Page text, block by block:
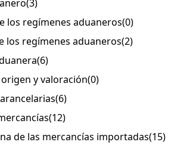
(3)
los regímenes aduaneros(0)
los regímenes aduaneros(2)
(6)
y valoración(0)
(6)
(12)
de las mercancías importadas(15)